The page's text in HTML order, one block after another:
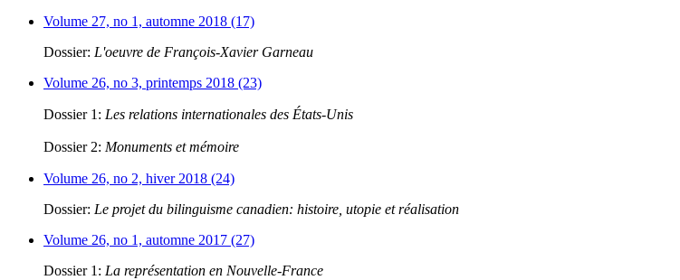
Volume 27, no 1, automne 2018 (17)
Dossier: L'oeuvre de François-Xavier Garneau
Volume 26, no 3, printemps 2018 (23)
Dossier 1: Les relations internationales des États-Unis
Dossier 2: Monuments et mémoire
Volume 26, no 2, hiver 2018 (24)
Dossier: Le projet du bilinguisme canadien: histoire, utopie et réalisation
Volume 26, no 1, automne 2017 (27)
Dossier 1: La représentation en Nouvelle-France